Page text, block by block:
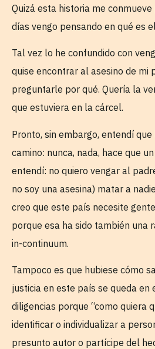
Quizá esta historia me
días vengo pensando en qué es
Tal vez lo he confundido con
quise encontrar al asesino de mi
preguntarle por qué. Quería la
que estuviera en la cárcel.
Pronto, sin embargo, entendí
camino: nunca, nada, hace que
entendí: no quiero vengar al
no soy una asesina) matar a
creo que este país necesite
porque esa ha sido también una
in-continuum.
Tampoco es que hubiese cómo
justicia en este país se queda en
diligencias porque “como quiera
identificar o individualizar a
presunto autor o partícipe del